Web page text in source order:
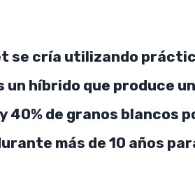
se cría utilizando
un híbrido que produce
40% de granos blancos
más de 10 años